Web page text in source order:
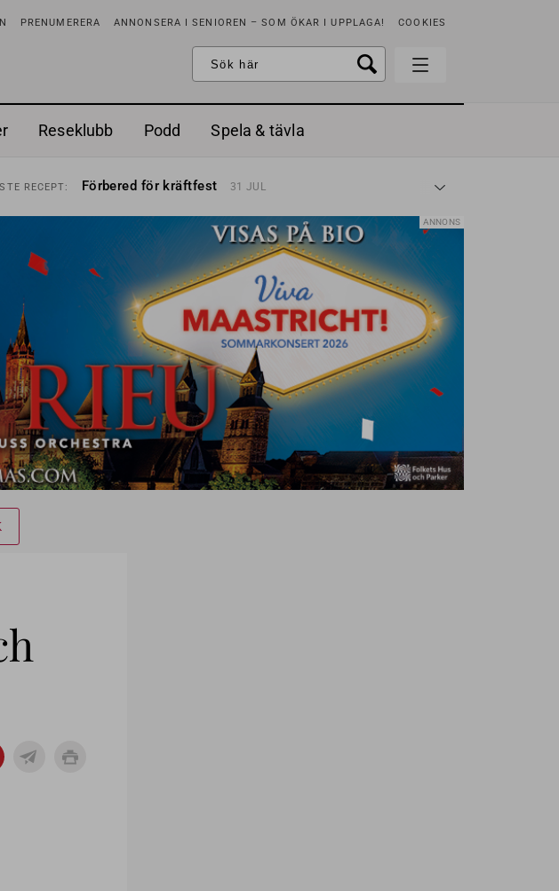
PRENUMERERA ANNONSERA I SENIOREN – SOM ÖKAR I UPPLAGA! COOKIES
Reseklubb Podd Spela & tävla
RECEPT: Förbered för kräftfest 31 JUL
RECEPT: Sommarmat på stora fat 3 JUL
Timjankokta jordgubbar med vaniljglass 18 JUN
Mycket smak med örter 13 JUN
RECEPT: Mums med munsbitar 3 MAJ
RECEPT: Ranchdipp med gräddfil, dill och persilja 2 MAJ
Förbered för kräftfest 31 JUL
ANNONS